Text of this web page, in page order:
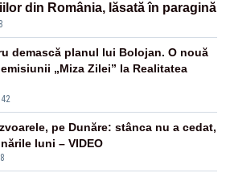
din România, lăsată în paragină
demască planul lui Bolojan. O nouă
„Miza Zilei” la Realitatea
pe Dunăre: stânca nu a cedat,
luni – VIDEO